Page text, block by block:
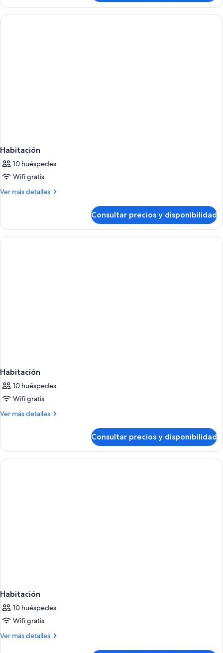
familiar,
vistas
al
Habitación
10 huéspedes
Wifi gratis
Ver más detalles
Más
Consultar precios y disponibilidad
Habitación
10 huéspedes
Wifi gratis
Ver más detalles
Más
Consultar precios y disponibilidad
Habitación
10 huéspedes
Wifi gratis
Ver más detalles
Más